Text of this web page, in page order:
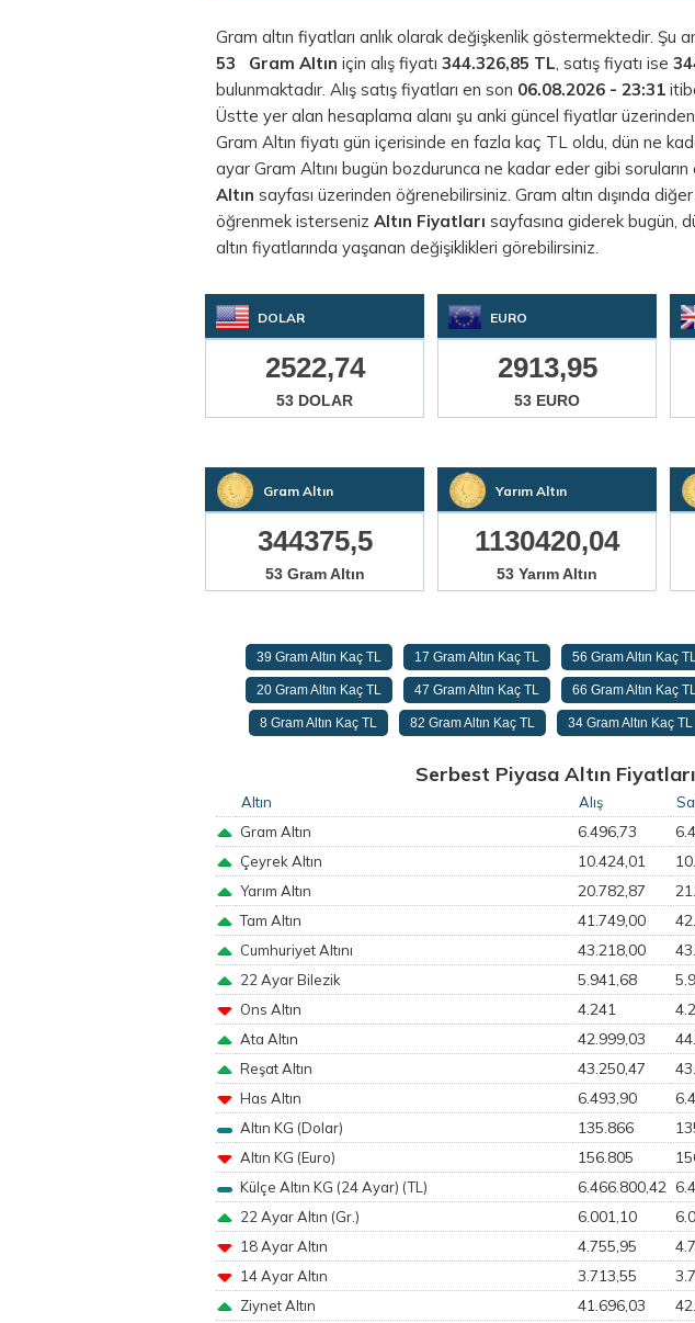
Gram altın fiyatları anlık olarak değişkenlik göstermektedir. Şu
53 Gram Altın için alış fiyatı 344.326,85 TL, satış fiyatı ise
bulunmaktadır. Alış satış fiyatları en son 06.08.2026 - 23:31
Üstte yer alan hesaplama alanı şu anki güncel fiyatlar
Gram Altın fiyatı gün içerisinde en fazla kaç TL oldu, dün ne
ayar Gram Altını bugün bozdurunca ne kadar eder gibi soruların
Altın sayfası üzerinden öğrenebilirsiniz. Gram altın dışında
öğrenmek isterseniz Altın Fiyatları sayfasına giderek bugün,
altın fiyatlarında yaşanan değişiklikleri görebilirsiniz.
DOLAR
2522,74
53 DOLAR
EURO
2913,95
53 EURO
Gram Altın
344375,5
53 Gram Altın
Yarım Altın
1130420,04
53 Yarım Altın
39 Gram Altın Kaç TL 17 Gram Altın Kaç TL 56 Gram Altın Kaç
20 Gram Altın Kaç TL 47 Gram Altın Kaç TL 66 Gram Altın Kaç
8 Gram Altın Kaç TL 82 Gram Altın Kaç TL 34 Gram Altın Kaç TL
Serbest Piyasa Altın Fiyatları
Altın Alış
Gram Altın
6.496,73
Çeyrek Altın 10.424,01
Yarım Altın 20.782,87
Tam Altın 41.749,00
Cumhuriyet Altını 43.218,00
22 Ayar Bilezik 5.941,68
Ons Altın 4.241
Ata Altın 42.999,03
Reşat Altın 43.250,47
Has Altın 6.493,90
Altın KG (Dolar) 135.866
Altın KG (Euro) 156.805
Külçe Altın KG (24 Ayar) (TL) 6.466.800,42
22 Ayar Altın (Gr.) 6.001,10
18 Ayar Altın 4.755,95
14 Ayar Altın 3.713,55
Ziynet Altın 41.696,03